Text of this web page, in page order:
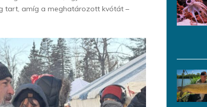
tart, amíg a meghatározott kvótát –